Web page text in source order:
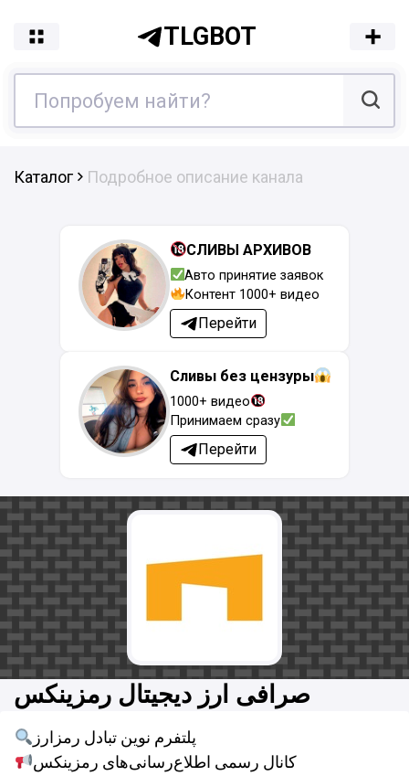
TLGBOT
Каталог Подробное описание канала
СЛИВЫ АРХИВОВ
Авто принятие заявок
Контент 1000+ видео
Перейти
Сливы без цензуры
1000+ видео
Принимаем сразу
Перейти
صرافی ارز دیجیتال رمزینکس
پلتفرم نوین تبادل رمزارز
کانال رسمی اطلاع‌رسانی‌‌های رمزینکس